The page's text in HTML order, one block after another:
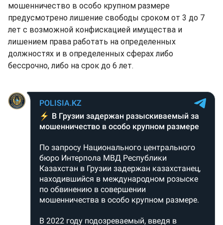
мошенничество в особо крупном размере
предусмотрено лишение свободы сроком от 3 до 7
лет с возможной конфискацией имущества и
лишением права работать на определенных
должностях и в определенных сферах либо
бессрочно, либо на срок до 6 лет.